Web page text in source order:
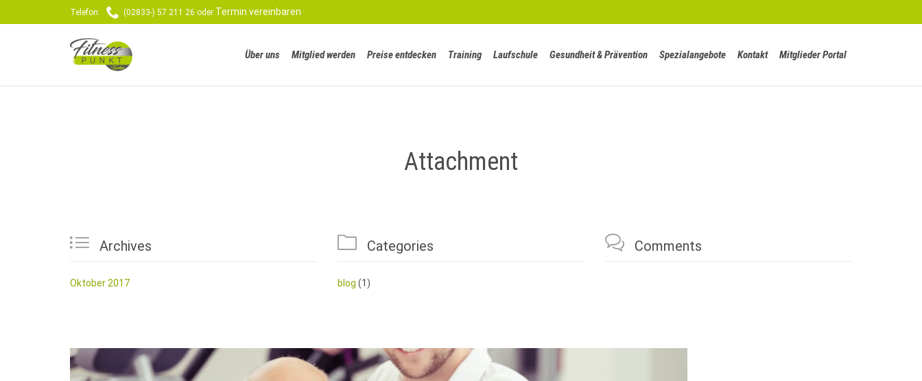
Telefon:  (02833-) 57 211 26 oder Termin vereinbaren
Über uns Mitglied werden Preise entdecken Training Laufschule Gesundheit & Prävention Spezialangebote Kontakt Mitglieder Portal
Attachment
 Archives
Oktober 2017
 Categories
blog (1)
 Comments